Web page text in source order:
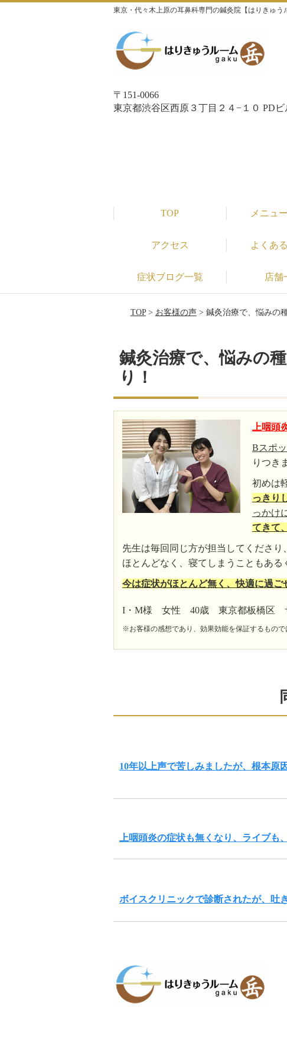
東京・代々木上原の耳鼻科専門の鍼灸院【はりきゅ
〒151-0066
東京都渋谷区西原３丁目２４−１０ PDビ
TOP メニュ
アクセス よくあ
症状ブログ一覧 店舗
TOP> お客様の声> 鍼灸治療で、悩みの
鍼灸治療で、悩みの
り！
上咽頭
Bスポ
りつき
初めは
っきり
っかけ
てきて
先生は毎回同じ方が担当してくださ
ほとんどなく、寝てしまうこともある
今は症状がほとんど無く、快適に過ご
I・M様 女性 40歳 東京都板橋区
※お客様の感想であり、効果効能を保証するもので
10年以上声で苦しみましたが、根本原
上咽頭炎の症状も無くなり、ライブも
ボイスクリニックで診断されたが、吐